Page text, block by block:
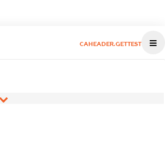
CAHEADER.GETTEST